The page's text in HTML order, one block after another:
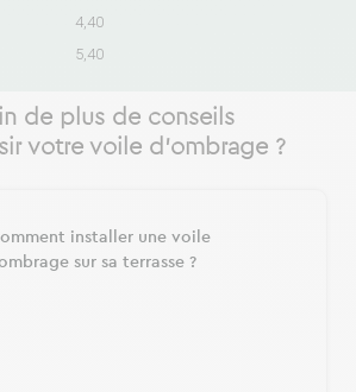
4,40
5,40
de plus de conseils
votre voile d’ombrage ?